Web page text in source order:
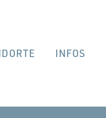
INFOS